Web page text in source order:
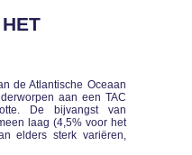
de Atlantische Oceaan
aan een TAC
De bijvangst van
laag (4,5% voor het
elders sterk variëren,